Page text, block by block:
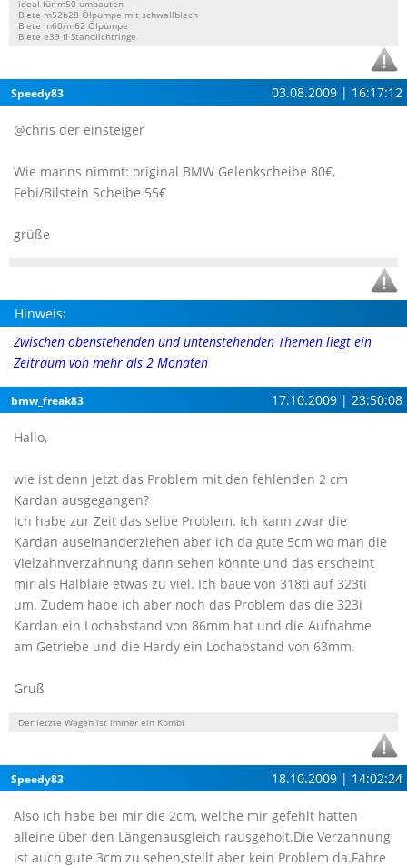
ideal für m50 umbauten
Biete m52b28 Ölpumpe mit schwallblech
Biete m60/m62 Ölpumpe
Biete e39 fl Standlichtringe
Speedy83 03.08.2009 | 16:17:12
@chris der einsteiger
Wie manns nimmt: original BMW Gelenkscheibe 80€,
Febi/Bilstein Scheibe 55€
grüße
Hinweis:
Zwischen obenstehenden und untenstehenden Themen liegt ein
Zeitraum von mehr als 2 Monaten
bmw_freak83 17.10.2009 | 23:50:08
Hallo,
wie ist denn jetzt das Problem mit den fehlenden 2 cm
Kardan ausgegangen?
Ich habe zur Zeit das selbe Problem. Ich kann zwar die
Kardan auseinanderziehen aber ich da gute 5cm wo man die
Vielzahnverzahnung dann sehen könnte und das erscheint
mir als Halblaie etwas zu viel. Ich baue von 318ti auf 323ti
um. Zudem habe ich aber noch das Problem das die 323i
Kardan ein Lochabstand von 86mm hat und die Aufnahme
am Getriebe und die Hardy ein Lochabstand von 63mm.
Gruß
Der letzte Wagen ist immer ein Kombi
Speedy83 18.10.2009 | 14:02:24
Also ich habe bei mir die 2cm, welche mir gefehlt hatten
alleine über den Längenausgleich rausgeholt.Die Verzahnung
ist auch gute 3cm zu sehen,stellt aber kein Problem da.Fahre